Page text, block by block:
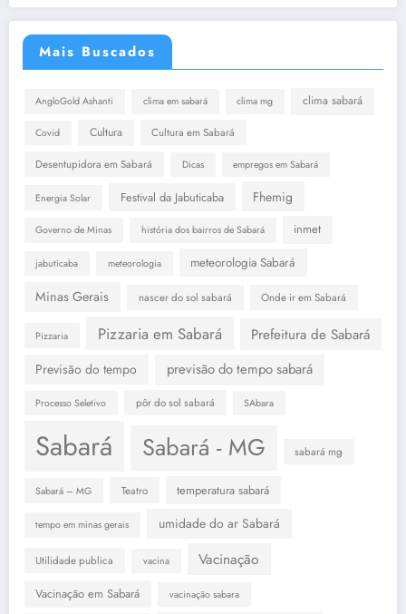
Mais Buscados
AngloGold Ashanti clima em sabará clima mg clima sabará
Covid Cultura Cultura em Sabará
Desentupidora em Sabará Dicas empregos em Sabará
Energia Solar Festival da Jabuticaba Fhemig
Governo de Minas história dos bairros de Sabará inmet
jabuticaba meteorologia meteorologia Sabará
Minas Gerais nascer do sol sabará Onde ir em Sabará
Pizzaria Pizzaria em Sabará Prefeitura de Sabará
Previsão do tempo previsão do tempo sabará
Processo Seletivo pôr do sol sabará SAbara
Sabará Sabará - MG sabará mg
Sabará – MG Teatro temperatura sabará
tempo em minas gerais umidade do ar Sabará
Utilidade publica vacina Vacinação
Vacinação em Sabará vacinação sabara